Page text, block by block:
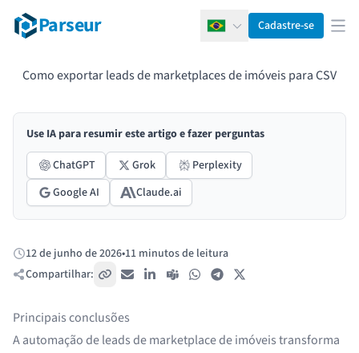
Parseur PortuguêsCadastre-se
Como exportar leads de marketplaces de imóveis para CSV
Use IA para resumir este artigo e fazer perguntas
ChatGPT
Grok
Perplexity
Google AI
Claude.ai
Publicado:
12 de junho de 2026•11 minutos de leitura
Compartilhar:
Copiar link
E-mail LinkedIn
Teams WhatsAppTelegram
Principais conclusões
A automação de leads de marketplace de imóveis transforma